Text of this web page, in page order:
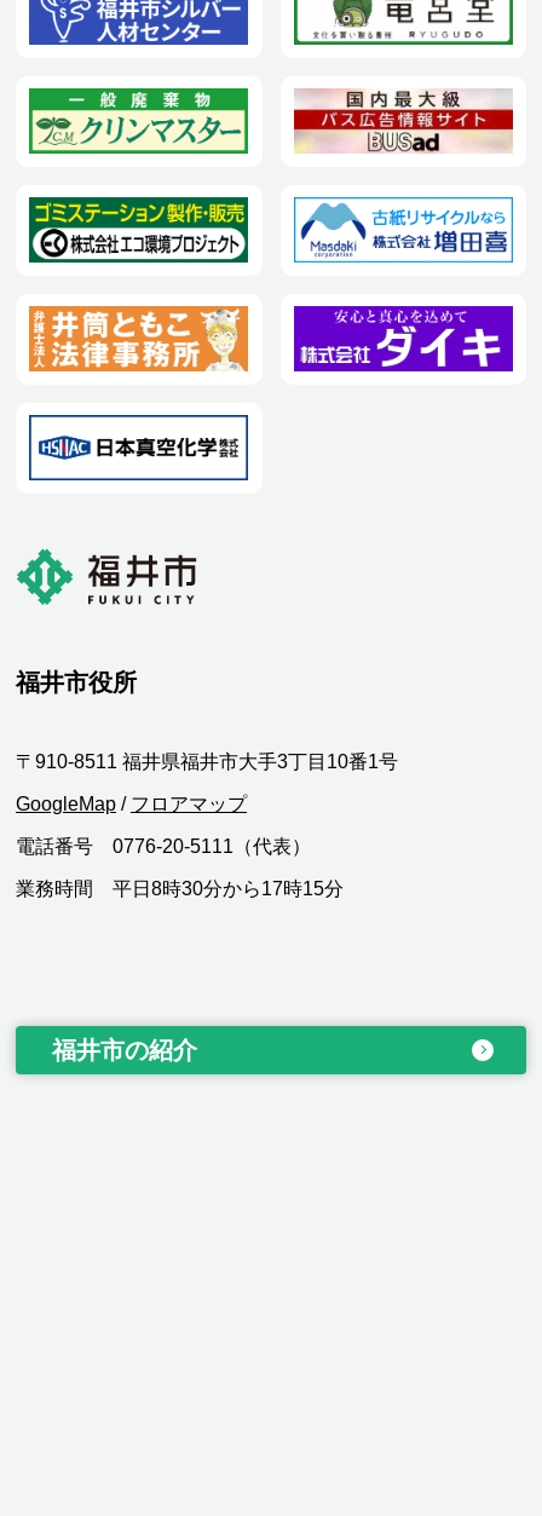
福井市役所
〒910-8511 福井県福井市大手3丁目10番1号
GoogleMap / フロアマップ
電話番号 0776-20-5111（代表）
業務時間 平日8時30分から17時15分
福井市の紹介